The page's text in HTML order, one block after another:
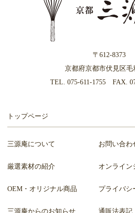
〒612-8373
京都府京都市伏見区毛
TEL. 075-611-1755FAX.
トップページ
三源庵について
厳選素材の紹介
OEM・オリジナル商品
三源庵からのお知らせ
お問い合わ
オンライン
プライバシ
通販法表記